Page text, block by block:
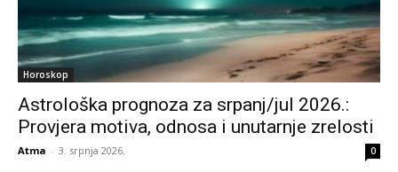
Horoskop
Astrološka prognoza za srpanj/jul 2026.:
Provjera motiva, odnosa i unutarnje zrelosti
Atma - 3. srpnja 2026. 0